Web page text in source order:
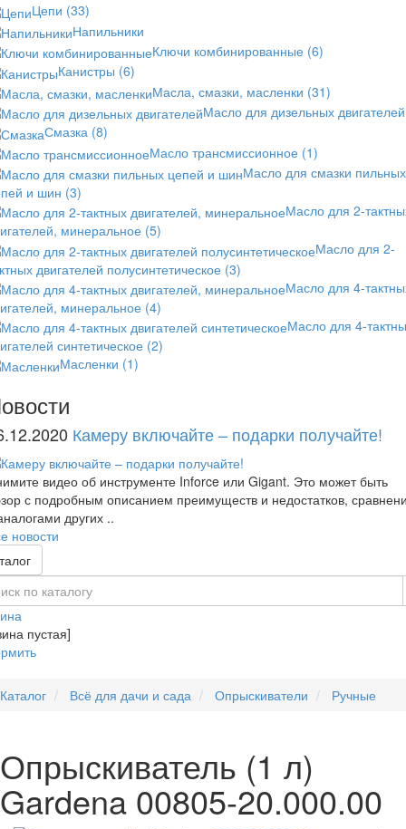
Цепи (33)
Напильники
Ключи комбинированные (6)
Канистры (6)
Масла, смазки, масленки (31)
Масло для дизельных двигателей
Смазка (8)
Масло трансмиссионное (1)
Масло для смазки пильных
и шин (3)
Масло для 2-
минеральное (5)
Масло для 2-
двигателей полусинтетическое (3)
Масло для 4-
минеральное (4)
Масло для 4-
синтетическое (2)
Масленки (1)
Камеру включайте – подарки получайте!
видео об инструменте Inforce или Gigant. Это может быть
с подробным описанием преимуществ и недостатков,
других ..
новости
пустая]
Каталог Всё для дачи и сада Опрыскиватели Ручные
Опрыскиватель (1 л)
Gardena 00805-20.000.00